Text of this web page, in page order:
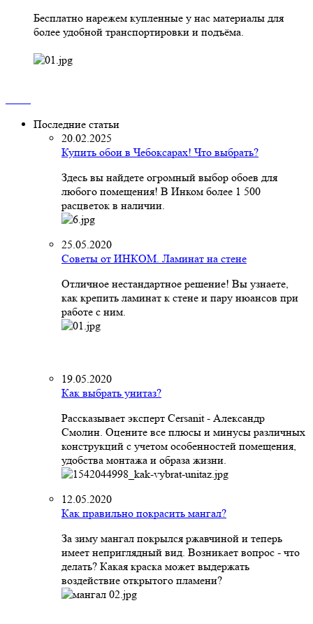
Бесплатно нарежем купленные у нас материалы для
более удобной транспортировки и подъёма.
Последние статьи
20.02.2025
Купить обои в Чебоксарах! Что выбрать?
Здесь вы найдете огромный выбор обоев для
любого помещения! В Инком более 1 500
расцветок в наличии.
25.05.2020
Советы от ИНКОМ. Ламинат на стене
Отличное нестандартное решение! Вы узнаете,
как крепить ламинат к стене и пару нюансов при
работе с ним.
19.05.2020
Как выбрать унитаз?
Рассказывает эксперт Cersanit - Александр
Смолин. Оцените все плюсы и минусы различных
конструкций с учетом особенностей помещения,
удобства монтажа и образа жизни.
12.05.2020
Как правильно покрасить мангал?
За зиму мангал покрылся ржавчиной и теперь
имеет неприглядный вид. Возникает вопрос - что
делать? Какая краска может выдержать
воздействие открытого пламени?